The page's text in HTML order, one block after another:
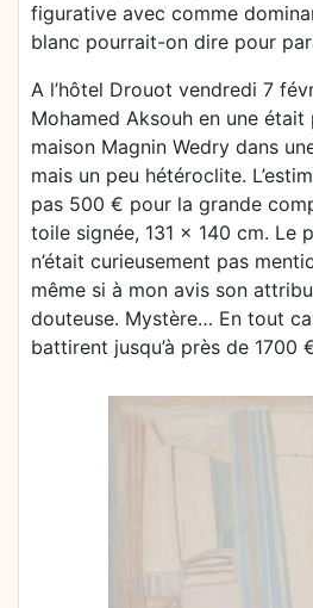
figurative avec comme
blanc pourrait-on dire pour
A l’hôtel Drouot vendredi 7
Mohamed Aksouh en une était
maison Magnin Wedry dans
mais un peu hétéroclite.
pas 500 € pour la grande
toile signée, 131 x 140 cm. Le
n’était curieusement pas
même si à mon avis son
douteuse. Mystère… En tout
battirent jusqu’à près de 1700